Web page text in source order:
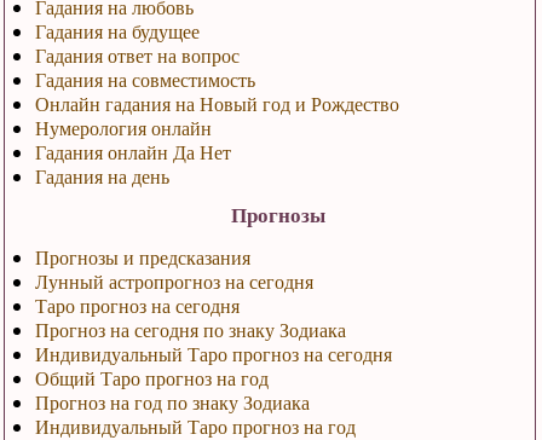
Гадания на любовь
Гадания на будущее
Гадания ответ на вопрос
Гадания на совместимость
Онлайн гадания на Новый год и Рождество
Нумерология онлайн
Гадания онлайн Да Нет
Гадания на день
Прогнозы
Прогнозы и предсказания
Лунный астропрогноз на сегодня
Таро прогноз на сегодня
Прогноз на сегодня по знаку Зодиака
Индивидуальный Таро прогноз на сегодня
Общий Таро прогноз на год
Прогноз на год по знаку Зодиака
Индивидуальный Таро прогноз на год